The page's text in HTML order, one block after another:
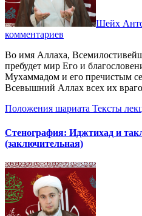
Шейх
комментариев
Во имя Аллаха, Вcемилостивейшего и Милосердного. Да
пребудет мир Его и
Мухаммадом и его пречистым
Всевышний Аллах всех их
Положения шариата Тексты
Стенография: Иджтихад и
(заключительная)